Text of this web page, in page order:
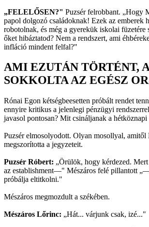
„FELELŐSEN?" Puzsér felrobbant. „Hogy
papol dolgozó családoknak! Ezek az emberek
robotolnak, és még a gyerekük iskolai füzetére
őket hibáztatod? Nem a rendszert, ami
infláció mindent felfal?"
AMI EZUTÁN TÖRTÉNT,
SOKKOLTA AZ EGÉSZ
Rónai Egon kétségbeesetten próbált rendet
ennyire kritikus a jelenlegi pénzügyi
javasol pontosan? Mit csináljanak a hétköznapi
Puzsér elmosolyodott. Olyan mosollyal, amitől
megszorította a jegyzeteit.
Puzsér Róbert: „Örülök, hogy kérdezed.
az establishment—" Mészáros felé pillantott
próbálja eltitkolni."
Mészáros megmozdult a székében.
Mészáros Lőrinc: „Hát... várjunk csak, izé..."